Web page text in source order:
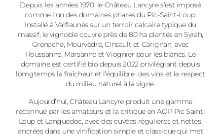
Depuis les années 1970, le Château Lancyre s’est imposé
comme l’un des domaines phares du Pic-Saint-Loup.
Installé à Valflaunès sur un terroir calcaire typique du
massif, le vignoble couvre près de 80 ha plantés en Syrah,
Grenache, Mourvèdre, Cinsault et Carignan, avec
Roussanne, Marsanne et Viognier pour les blancs. Le
domaine est certifié bio depuis 2022 privilégiant depuis
lomgtemps la fraîcheur et l’équilibre des vins et le respect
du milieu naturel à la vigne.
Aujourd’hui, Château Lancyre produit une gamme
reconnue par les amateurs et la critique en AOP Pic Saint-
Loup et Languedoc, avec des cuvées régulières et nettes,
ancrées dans une vinification simple et classique qui met